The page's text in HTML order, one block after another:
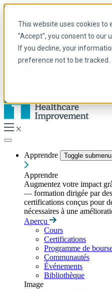
This website uses cookies to
"Accept", you consent to our
If you decline, your
preference not to be tracked.
Skip to main content
French
Arabic
Anglais
Français
Apprendre Toggle submenu
Apprendre
Augmentez votre impact
— formation dirigée par
certifications conçus pour
nécessaires à une
Aperçu
Cours
Certifications
Programme de
Communautés
Événements
Bibliothèque
Image